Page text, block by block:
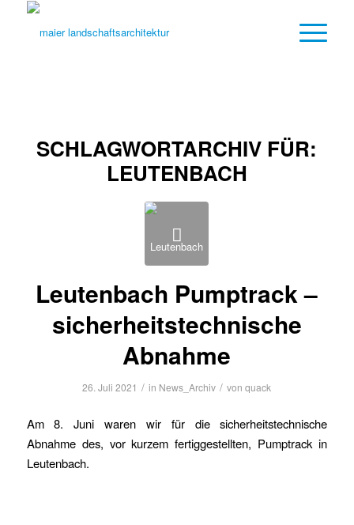
SCHLAGWORTARCHIV FÜR:
LEUTENBACH
Leutenbach Pumptrack –
sicherheitstechnische
Abnahme
26. Juli 2021 / in News_Archiv / vonquack
Am 8. Juni waren wir für die sicherheitstechnische
Abnahme des, vor kurzem fertiggestellten, Pumptrack in
Leutenbach.